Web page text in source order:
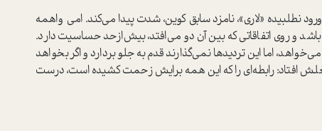
نطلبیده «لاری»، نامزد سابق کوین، شدت پیدا می‌کند. امی واهمه
و روی اتفاقاتی که بین آن دو می‌افتد، بیش‌از‌حد حساسیت دارد.
اما این تردیدها نمی‌گذارند قدم به جلو بردارد و اگر بخواهد
افتاد: رابطه‌ای را که این همه برایش زحمت کشیده است، درست